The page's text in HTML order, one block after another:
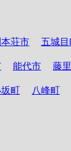
荘市 五城
能代市 藤
町 八峰町